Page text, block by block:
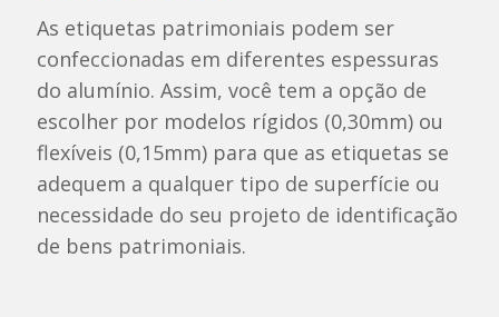
As etiquetas patrimoniais podem ser
confeccionadas em diferentes espessuras
do alumínio. Assim, você tem a opção de
escolher por modelos rígidos (0,30mm) ou
flexíveis (0,15mm) para que as etiquetas se
adequem a qualquer tipo de superfície ou
necessidade do seu projeto de identificação
de bens patrimoniais.